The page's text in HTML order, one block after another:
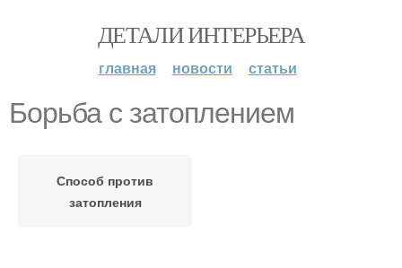
ДЕТАЛИ ИНТЕРЬЕРА
главная новости статьи
Борьба с затоплением
Способ против
затопления